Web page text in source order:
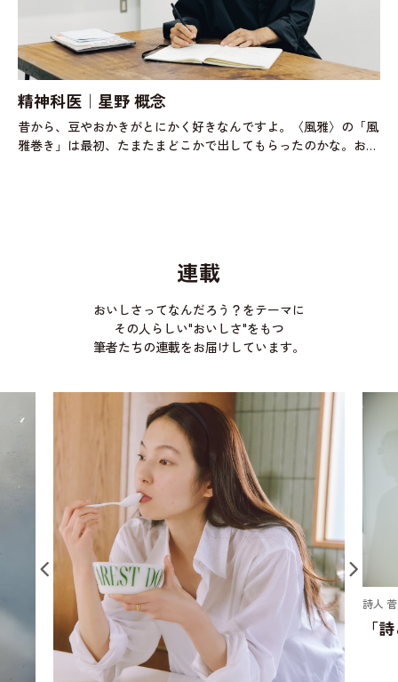
精神科医｜星野 概念
昔から、豆やおかきがとにかく好きなんですよ。〈風雅〉の「風
雅巻き」は最初、たまたまどこかで出してもらったのかな。おい
連載
おいしさってなんだろう？をテーマに
その人らしい"おいしさ"をもつ
筆者たちの連載をお届けしています。
詩人 菅原敏
「詩と余白」の扉 ドラ